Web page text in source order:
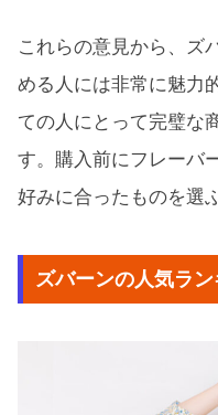
これらの意見から、ズ
める人には非常に魅力
ての人にとって完璧な
す。購入前にフレーバ
好みに合ったものを選
ズバーンの人気ラ